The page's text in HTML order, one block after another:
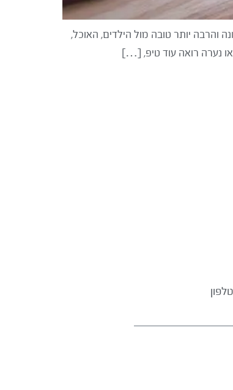
והרבה יותר טובה מול הילדים, האוכל,
נערה רואה עוד טיפ, […]
טלפון